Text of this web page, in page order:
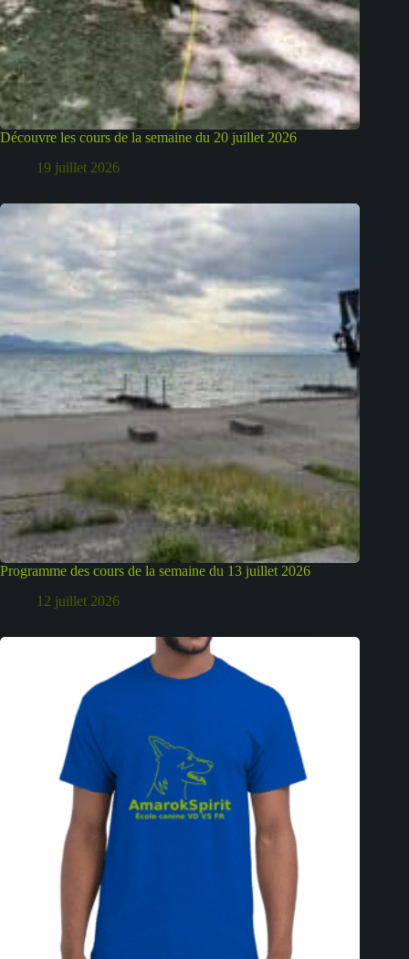
Découvre les cours de la semaine du 20 juillet 2026
19 juillet 2026
Programme des cours de la semaine du 13 juillet 2026
12 juillet 2026